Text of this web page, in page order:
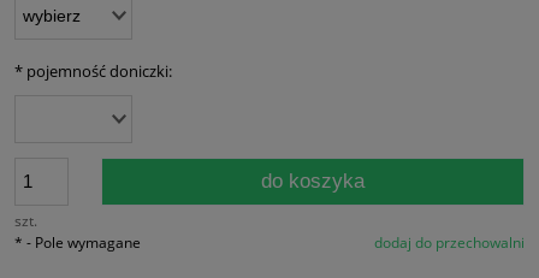
* pojemność doniczki:
szt.
do koszyka
dodaj do przechowalni
* - Pole wymagane